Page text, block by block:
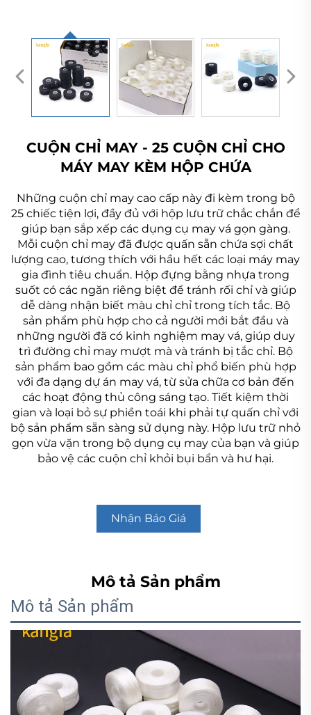
CUỘN CHỈ MAY - 25 CUỘN CHỈ CHO
MÁY MAY KÈM HỘP CHỨA
Những cuộn chỉ may cao cấp này đi kèm trong bộ
25 chiếc tiện lợi, đầy đủ với hộp lưu trữ chắc chắn để
giúp bạn sắp xếp các dụng cụ may vá gọn gàng.
Mỗi cuộn chỉ may đã được quấn sẵn chứa sợi chất
lượng cao, tương thích với hầu hết các loại máy may
gia đình tiêu chuẩn. Hộp đựng bằng nhựa trong
suốt có các ngăn riêng biệt để tránh rối chỉ và giúp
dễ dàng nhận biết màu chỉ chỉ trong tích tắc. Bộ
sản phẩm phù hợp cho cả người mới bắt đầu và
những người đã có kinh nghiệm may vá, giúp duy
trì đường chỉ may mượt mà và tránh bị tắc chỉ. Bộ
sản phẩm bao gồm các màu chỉ phổ biến phù hợp
với đa dạng dự án may vá, từ sửa chữa cơ bản đến
các hoạt động thủ công sáng tạo. Tiết kiệm thời
gian và loại bỏ sự phiền toái khi phải tự quấn chỉ với
bộ sản phẩm sẵn sàng sử dụng này. Hộp lưu trữ nhỏ
gọn vừa vặn trong bộ dụng cụ may của bạn và giúp
bảo vệ các cuộn chỉ khỏi bụi bẩn và hư hại.
Nhận Báo Giá
Mô tả Sản phẩm
Mô tả Sản phẩm